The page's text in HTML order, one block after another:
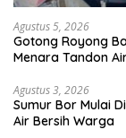
Agustus 5, 2026
Gotong Royong
Menara Tandon
Agustus 3, 2026
Sumur Bor Mulai
Air Bersih Warga